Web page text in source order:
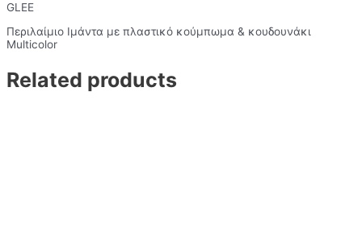
GLEE
Περιλαίμιο Ιμάντα με πλαστικό κούμπωμα & κουδουνάκι
Multicolor
Related products